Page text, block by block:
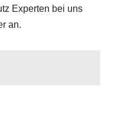
Experten bei uns
an.